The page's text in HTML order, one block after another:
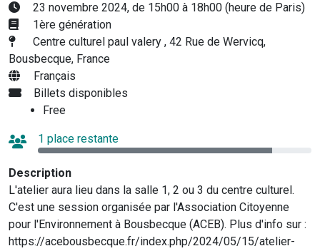
23 novembre 2024, de 15h00 à 18h00 (heure de Paris)
1ère génération
Centre culturel paul valery , 42 Rue de Wervicq,
Bousbecque, France
Français
Billets disponibles
Free
1 place restante
Description
L'atelier aura lieu dans la salle 1, 2 ou 3 du centre culturel.
C'est une session organisée par l'Association Citoyenne
pour l'Environnement à Bousbecque (ACEB). Plus d'info sur :
https://acebousbecque.fr/index.php/2024/05/15/atelier-